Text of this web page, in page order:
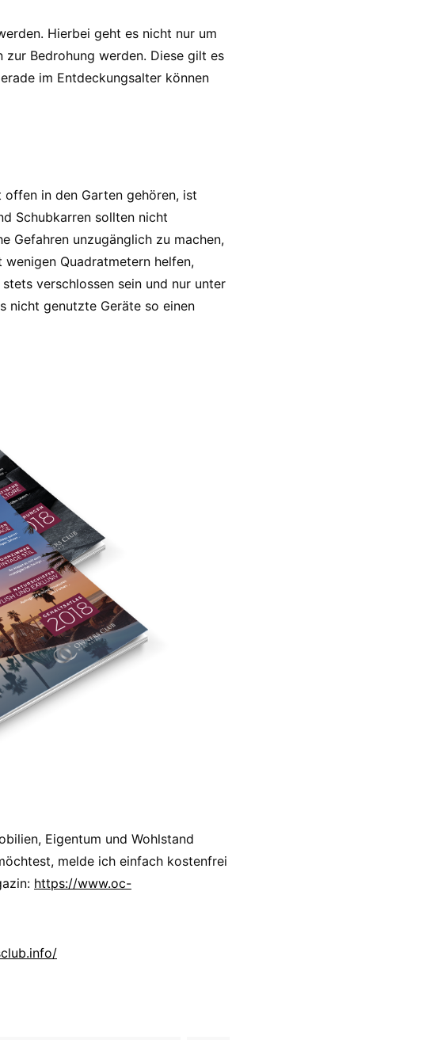
Hierbei geht es nicht nur um
zur Bedrohung werden. Diese gilt es
im Entdeckungsalter können
in den Garten gehören, ist
Schubkarren sollten nicht
Gefahren unzugänglich zu machen,
Quadratmetern helfen,
verschlossen sein und nur unter
nicht genutzte Geräte so einen
Eigentum und Wohlstand
melde ich einfach kostenfrei
https://www.oc-